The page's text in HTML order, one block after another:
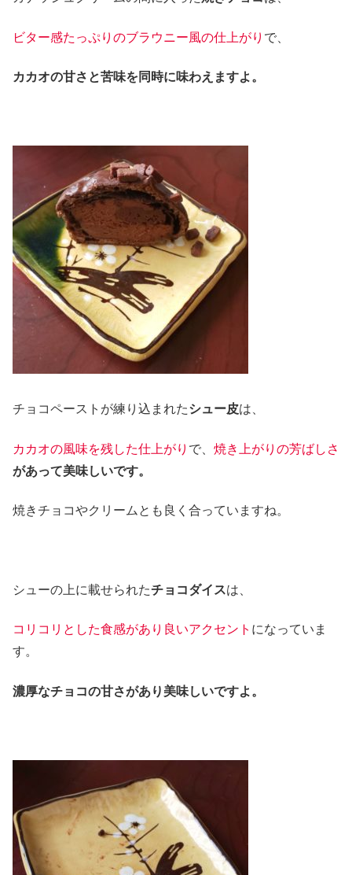
ビター感たっぷりのブラウニー風の仕上がり で、
カカオの甘さと苦味を同時に味わえますよ。
チョコペーストが練り込まれたシュー皮は、
カカオの風味を残した仕上がり で、 焼き上がりの芳ばしさ
があって美味しいです。
焼きチョコやクリームとも良く合っていますね。
シューの上に載せられたチョコダイスは、
コリコリとした食感があり良いアクセント になっていま
す。
濃厚なチョコの甘さがあり美味しいですよ。